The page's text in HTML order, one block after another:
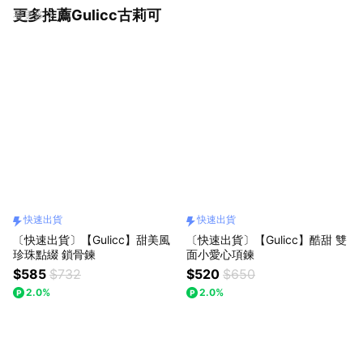
更多推薦Gulicc古莉可
看更多
快速出貨
〔快速出貨〕【Gulicc】甜美風
珍珠點綴 鎖骨鍊
$585 $732
2.0%
快速出貨
〔快速出貨〕【Gulicc】酷甜 雙
面小愛心項鍊
$520 $650
2.0%